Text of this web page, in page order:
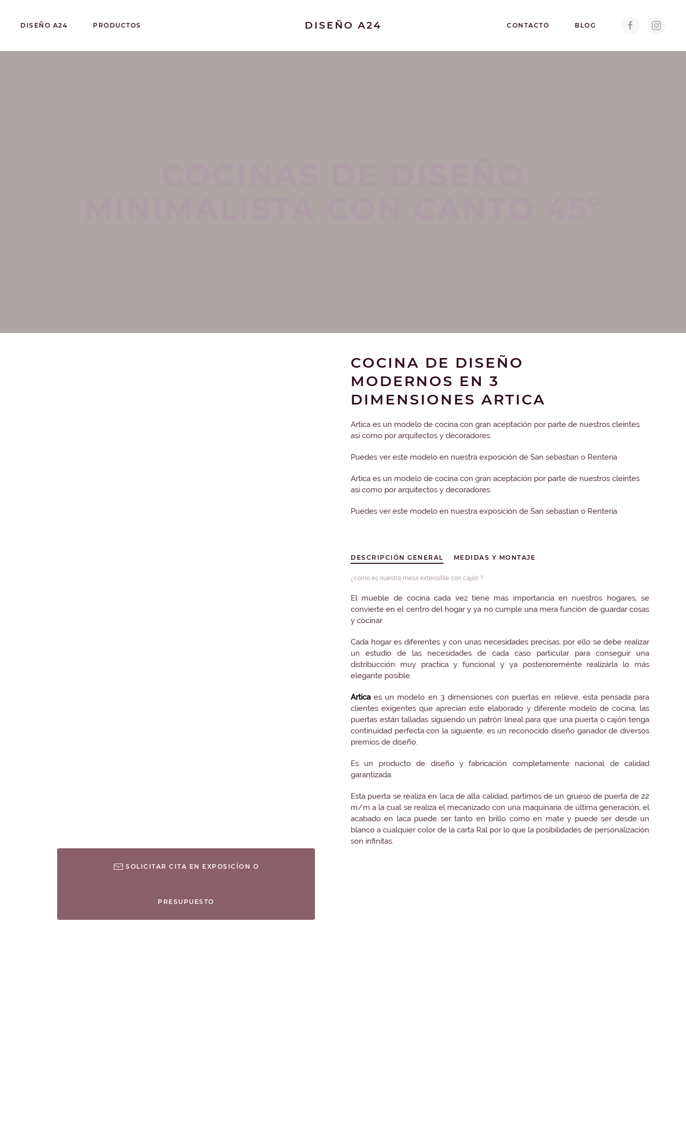
DISEÑO A24 PRODUCTOS DISEÑO A24 CONTACTO BLOG
SOLICITAR CITA EN EXPOSICÍON O
PRESUPUESTO
COCINA DE DISEÑO
MODERNOS EN 3
DIMENSIONES ARTICA
Artica es un modelo de cocina con gran aceptación por parte de nuestros cleintes
asi como por arquitectos y decoradores.
Puedes ver este modelo en nuestra exposición de San sebastian o Renteria
Artica es un modelo de cocina con gran aceptación por parte de nuestros cleintes
asi como por arquitectos y decoradores.
Puedes ver este modelo en nuestra exposición de San sebastian o Renteria
DESCRIPCIÓN GENERAL MEDIDAS Y MONTAJE
¿como es nuestra mesa extensible con cajón ?
El mueble de cocina cada vez tiene mas importancia en nuestros hogares, se
convierte en el centro del hogar y ya no cumple una mera función de guardar cosas
y cocinar.
Cada hogar es diferentes y con unas necesidades precisas, por ello se debe realizar
un estudio de las necesidades de cada caso particular para conseguir una
distribucción muy practica y funcional y ya posterioreménte realizárla lo más
elegante posible.
Articaes un modelo en 3 dimensiones con puertas en relieve, esta pensada para
clientes exigentes que aprecian este elaborado y diferente modelo de cocina, las
puertas están talladas siguiendo un patrón lineal para que una puerta o cajón tenga
continuidad perfecta con la siguiente, es un reconocido diseño ganador de diversos
premios de diseño.
Es un producto de diseño y fabricación completamente nacional de calidad
garantizada.
Esta puerta se realiza en laca de alta calidad, partimos de un grueso de puerta de 22
m/m a la cual se realiza el mecanizado con una maquinaria de última generación, el
acabado en laca puede ser tanto en brillo como en mate y puede ser desde un
blanco a cualquier color de la carta Ral por lo que la posibilidades de personalización
son infinitas.